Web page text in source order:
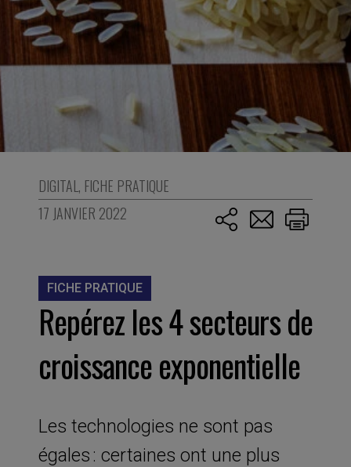
DIGITAL, FICHE PRATIQUE
17 JANVIER 2022
FICHE PRATIQUE
Repérez les 4 secteurs de
croissance exponentielle
Les technologies ne sont pas
égales : certaines ont une plus